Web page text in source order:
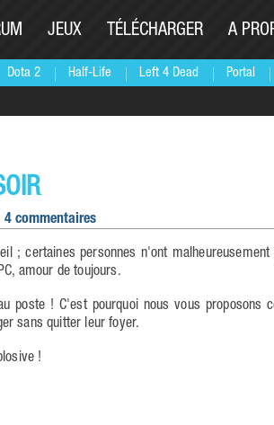
Dota 2 Half-Life Left 4 Dead Portal
JEUX TÉLÉCHARGER A
4 commentaires
; certaines personnes n'ont malheureusement
amour de toujours.
poste ! C'est pourquoi nous vous proposons
sans quitter leur foyer.
!